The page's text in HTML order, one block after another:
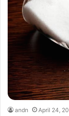
andn April 24,